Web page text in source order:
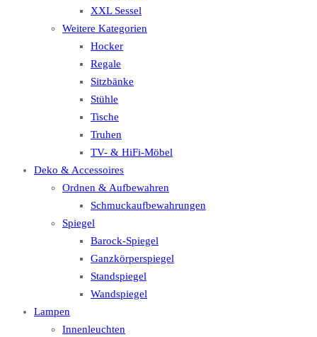
XXL Sessel
Weitere Kategorien
Hocker
Regale
Sitzbänke
Stühle
Tische
Truhen
TV- & HiFi-Möbel
Deko & Accessoires
Ordnen & Aufbewahren
Schmuckaufbewahrungen
Spiegel
Barock-Spiegel
Ganzkörperspiegel
Standspiegel
Wandspiegel
Lampen
Innenleuchten